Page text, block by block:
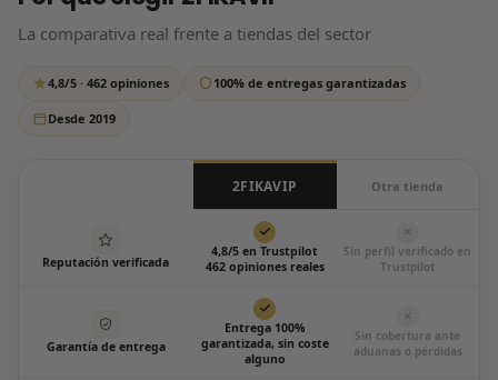
respondemos siempre, sin excepción.
La comparativa real frente a tiendas del sector
4,8/5 · 462 opiniones 100% de entregas garantizadas
Desde 2019
2FIKAVIP Otra tienda
Reputación verificada
4,8/5 en Trustpilot
462 opiniones reales
Sin perfil verificado en
Trustpilot
Garantía de entrega
Entrega 100%
garantizada, sin coste
alguno
Sin cobertura ante
aduanas o pérdidas